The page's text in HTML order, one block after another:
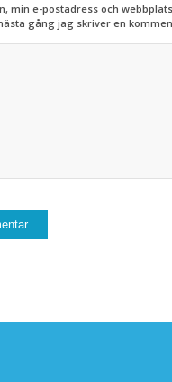
min e-postadress och
gång jag skriver en